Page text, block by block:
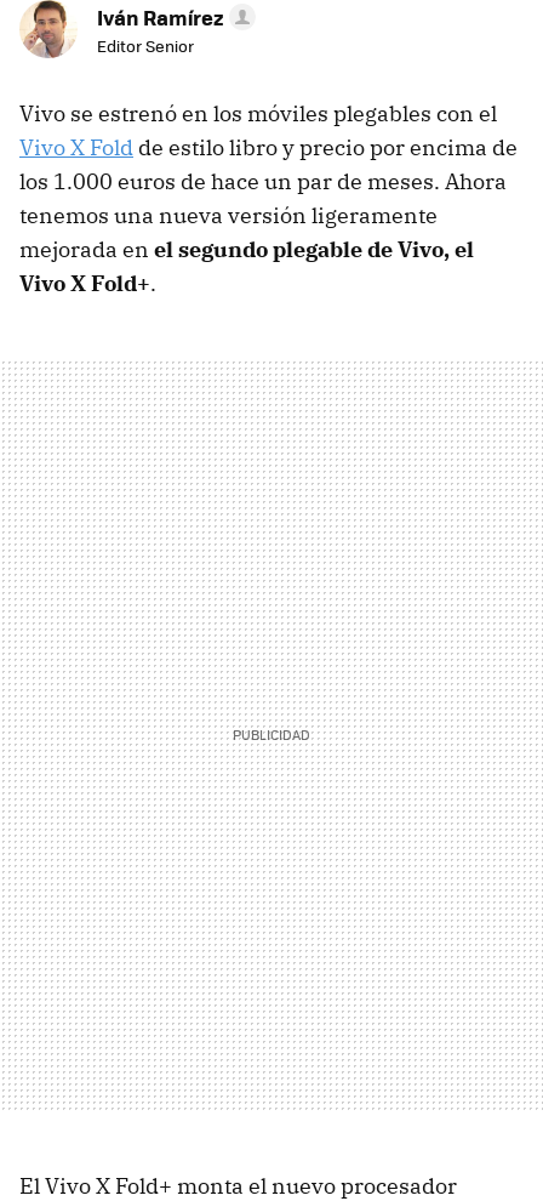
Iván Ramírez
Editor Senior
Vivo se estrenó en los móviles plegables con el
Vivo X Fold de estilo libro y precio por encima de
los 1.000 euros de hace un par de meses. Ahora
tenemos una nueva versión ligeramente
mejorada en el segundo plegable de Vivo, el
Vivo X Fold+.
El Vivo X Fold+ monta el nuevo procesador